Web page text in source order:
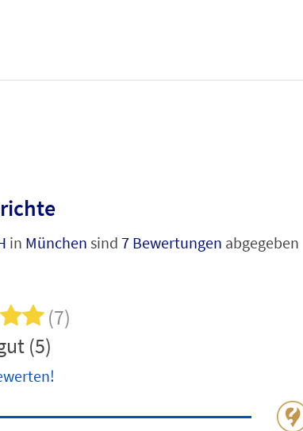
in München sind 7 Bewertungen abgegeben
(7)
(5)